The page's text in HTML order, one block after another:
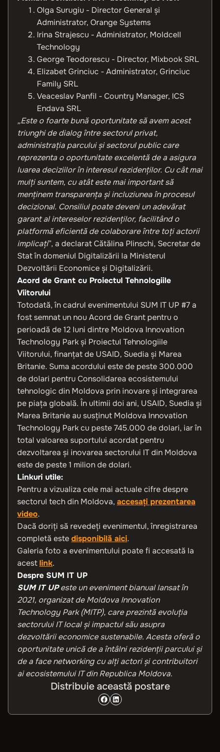
Olga Surugiu - Director General și
Administrator, Orange Systems
Irina Strajescu - Administrator, Moldcell
Technology
George Teodorescu - Director, Mixbook SRL
Elizabet Grinciuc - Administrator, Grinciuc
Family SRL
Veaceslav Panfil - Country Manager, ICS
Endava SRL
„Este o foarte bună oportunitate să avem acest
triunghi de dialog între sectorul privat,
administrația parcului și sectorul public care
reprezenta o oportunitate excelentă de a asigura
luarea deciziilor în interesul rezidenților. Cu cât mai
mulți suntem, cu atât este mai important să
menținem transparența și incluziunea în procesul
decizional. Consiliul poate deveni un adevărat
garant al intereselor rezidenților, facilitând o
platformă eficientă de colaborare între toți actorii
implicați”, a declarat Cătălina Plinschi, Secretar de
Stat în domeniul Digitalizării la Ministerul
Dezvoltării Economice și Digitalizării.
Acord de Grant cu Proiectul Tehnologiile
Viitorului
Totodată, în cadrul evenimentului SUM IT UP #7 a
fost semnat un nou Acord de Grant pentru o
perioadă de 12 luni dintre Moldova Innovation
Technology Park și Proiectul Tehnologiile
Viitorului, finanțat de USAID, Suedia și Marea
Britanie. Suma acordului este de peste 300.000
de dolari pentru Consolidarea ecosistemului
tehnologic din Moldova prin inovare și integrarea
pe piața globală. În ultimii doi ani, USAID, Suedia și
Marea Britanie au susținut Moldova Innovation
Technology Park cu peste 745.000 de dolari, iar în
total valoarea suportului acordat pentru
dezvoltarea și inovarea sectorului IT din Moldova
este de peste 1 milion de dolari.
Linkuri utile:
Pentru a vizualiza cele mai actuale cifre despre
sectorul tech din Moldova, accesați prezentarea
video.
Dacă doriți să revedeți evenimentul, înregistrarea
completă estedisponibilă aici.
Galeria foto a evenimentului poate fi accesată la
acestlink.
Despre SUM IT UP
SUM IT UPeste un eveniment bianual lansat în
2021, organizat de Moldova Innovation
Technology Park (MITP), care prezintă evoluția
sectorului IT local și impactul său asupra
dezvoltării economice sustenabile. Acesta oferă o
oportunitate unică de a întâlni rezidenții parcului și
de a face networking cu alți actori și contribuitori
ai ecosistemului IT din Republica Moldova.
Distribuie această postare